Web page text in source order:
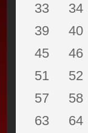
33
34
39
40
45
46
51
52
57
58
63
64